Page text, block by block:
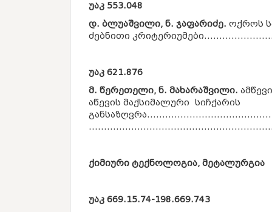
უაკ 553.048
დ. ბლუაშვილი, ნ. ჯაფარიძე. ოქროს
ძებნითი
უაკ 621.876
მ. წერეთელი, ნ. მახარაშვილი.
აწევის მაქსიმალური სიჩქარის
ქიმიური ტექნოლოგია, მეტალურგია
უაკ 669.15.74-198.669.743